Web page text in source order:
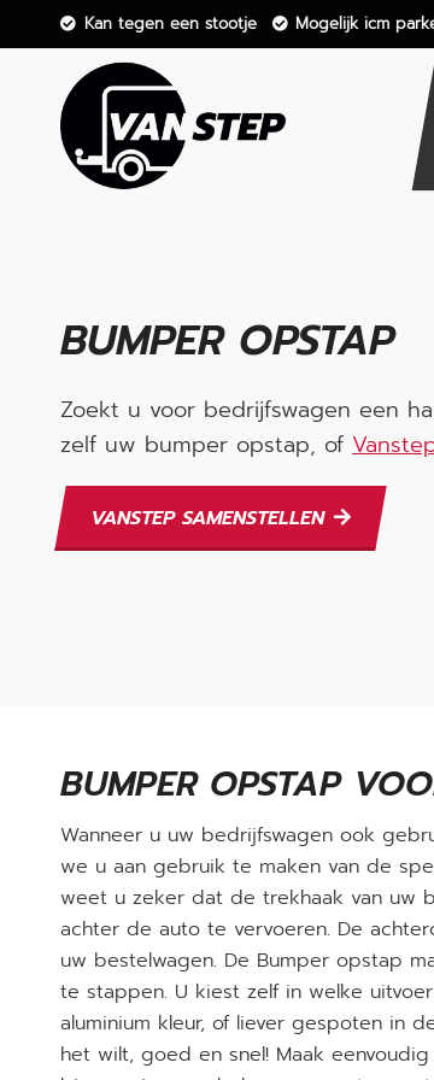
Kan tegen een stootje Mogelijk icm
BUMPER OPSTAP
Zoekt u voor bedrijfswagen een
zelf uw bumper opstap, of
VANSTEP SAMENSTELLEN
BUMPER OPSTAP
Wanneer u uw bedrijfswagen ook
we u aan gebruik te maken van de
weet u zeker dat de trekhaak van uw
achter de auto te vervoeren. De
uw bestelwagen. De Bumper opstap
te stappen. U kiest zelf in welke
aluminium kleur, of liever gespoten in
het wilt, goed en snel! Maak